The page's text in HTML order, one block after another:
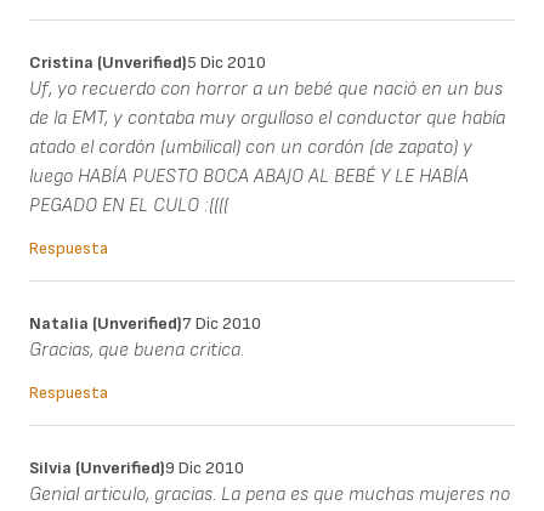
Cristina (unverified)5 Dic 2010
Uf, yo recuerdo con horror a un bebé que nació en un bus
de la EMT, y contaba muy orgulloso el conductor que había
atado el cordón (umbilical) con un cordón (de zapato) y
luego HABÍA PUESTO BOCA ABAJO AL BEBÉ Y LE HABÍA
PEGADO EN EL CULO :((((
Respuesta
Natalia (unverified)7 Dic 2010
Gracias, que buena critica.
Respuesta
Silvia (unverified)9 Dic 2010
Genial articulo, gracias. La pena es que muchas mujeres no